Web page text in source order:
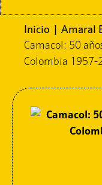
Inicio | Amaral
Camacol: 50
Colombia 1957-